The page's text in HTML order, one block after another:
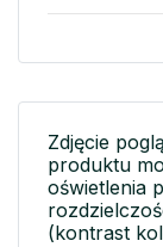
Zdjęcie
produktu
oświetlenia
(kontrast